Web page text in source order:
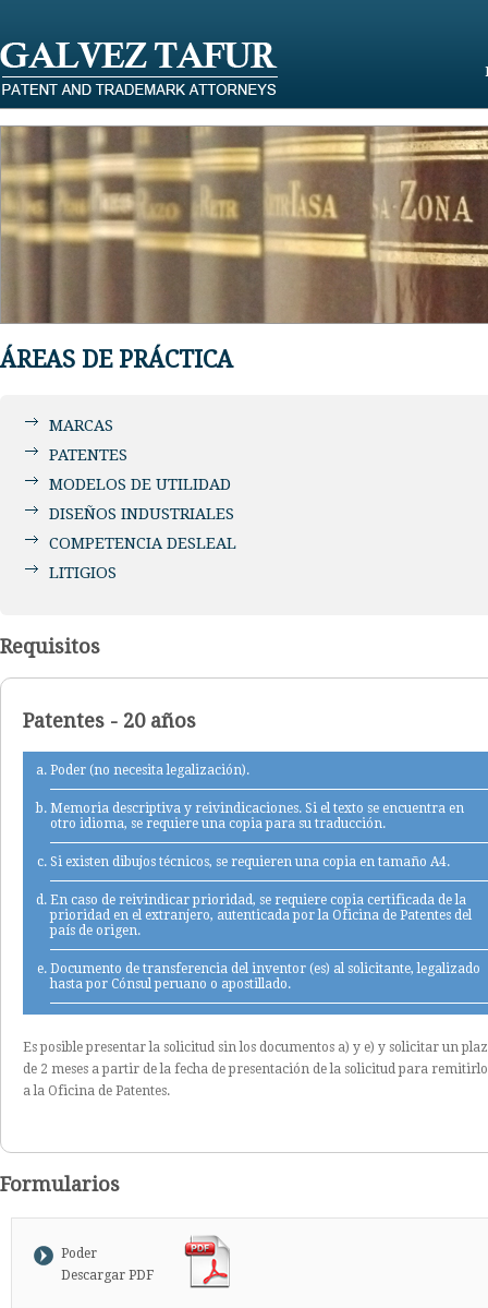
ÁREAS DE PRÁCTICA
MARCAS
PATENTES
MODELOS DE UTILIDAD
DISEÑOS INDUSTRIALES
COMPETENCIA DESLEAL
LITIGIOS
Requisitos
Patentes - 20 años
Poder (no necesita legalización).
Memoria descriptiva y reivindicaciones. Si el texto se encuentra en
otro idioma, se requiere una copia para su traducción.
Si existen dibujos técnicos, se requieren una copia en tamaño A4.
En caso de reivindicar prioridad, se requiere copia certificada de la
prioridad en el extranjero, autenticada por la Oficina de Patentes del
país de origen.
Documento de transferencia del inventor (es) al solicitante, legalizado
hasta por Cónsul peruano o apostillado.
Es posible presentar la solicitud sin los documentos a) y e) y solicitar un
de 2 meses a partir de la fecha de presentación de la solicitud para
a la Oficina de Patentes.
Formularios
Poder
Descargar PDF